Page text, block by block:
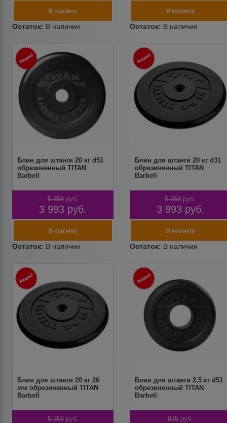
Блин для штанги 20 кг d51
обрезиненный TITAN
Barbell
5 358 руб.
3 993 руб.
Блин для штанги 20 кг d31
обрезиненный TITAN
Barbell
5 358 руб.
3 993 руб.
Блин для штанги 20 кг 26
мм обрезиненный TITAN
Barbell
5 358 руб.
Блин для штанги 2,5 кг d51
обрезиненный TITAN
Barbell
835 руб.